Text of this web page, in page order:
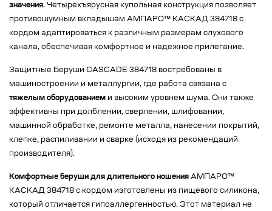
значения. Четырехъярусная купольная конструкция позволяет
противошумным вкладышам АМПАРО™ КАСКАД 384718 с
кордом адаптироваться к различным размерам слухового
канала, обеспечивая комфортное и надежное прилегание.
Защитные Беруши CASCADE 384718 востребованы в
машиностроении и металлургии, где работа связана с
тяжелым оборудованием и высоким уровнем шума. Они также
эффективны при долблении, сверлении, шлифовании,
машинной обработке, ремонте металла, нанесении покрытий,
клепке, распиливании и сварке (исходя из рекомендаций
производителя).
Комфортные беруши для длительного ношения АМПАРО™
КАСКАД 384718 с кордом изготовлены из пищевого силикона,
который отличается гипоаллергенностью. Этот материал не